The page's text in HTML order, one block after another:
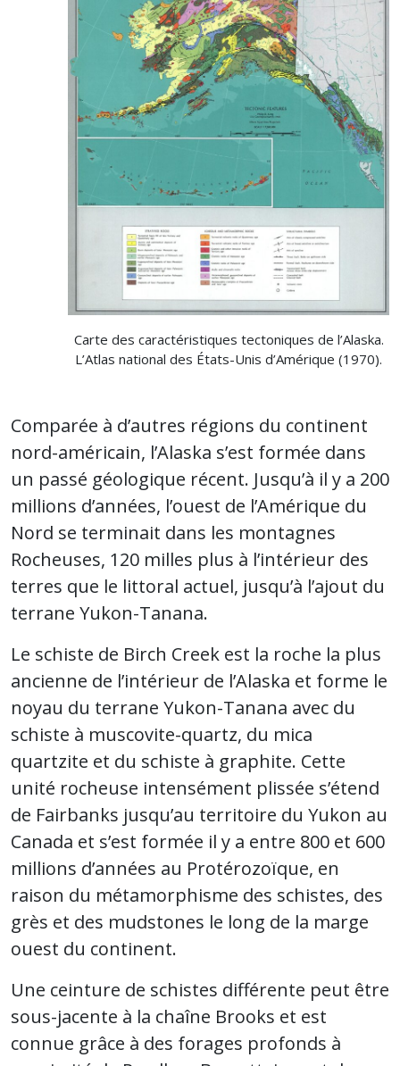
Carte des caractéristiques tectoniques de l’Alaska.
L’Atlas national des États-Unis d’Amérique (1970).
Comparée à d’autres régions du continent
nord-américain, l’Alaska s’est formée dans
un passé géologique récent. Jusqu’à il y a 200
millions d’années, l’ouest de l’Amérique du
Nord se terminait dans les montagnes
Rocheuses, 120 milles plus à l’intérieur des
terres que le littoral actuel, jusqu’à l’ajout du
terrane Yukon-Tanana.
Le schiste de Birch Creek est la roche la plus
ancienne de l’intérieur de l’Alaska et forme le
noyau du terrane Yukon-Tanana avec du
schiste à muscovite-quartz, du mica
quartzite et du schiste à graphite. Cette
unité rocheuse intensément plissée s’étend
de Fairbanks jusqu’au territoire du Yukon au
Canada et s’est formée il y a entre 800 et 600
millions d’années au Protérozoïque, en
raison du métamorphisme des schistes, des
grès et des mudstones le long de la marge
ouest du continent.
Une ceinture de schistes différente peut être
sous-jacente à la chaîne Brooks et est
connue grâce à des forages profonds à